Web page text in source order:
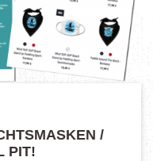
/
PIT!